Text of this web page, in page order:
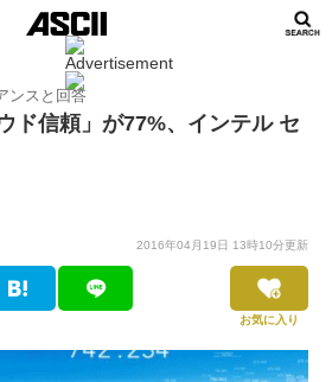
ンスと回答
ド信頼」が77%、インテル セ
2016年04月19日 13時10分更新
お気に入り